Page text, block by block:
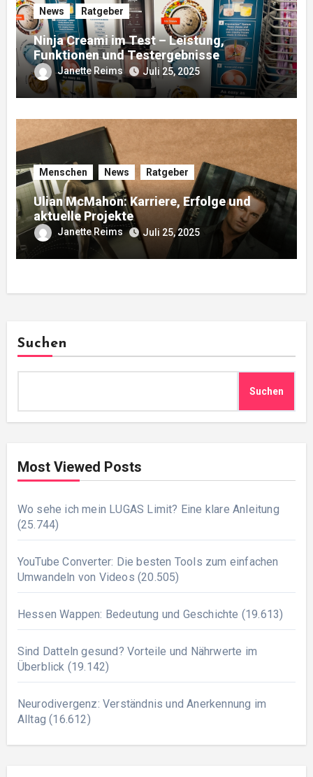
News Ratgeber
Ninja Creami im Test – Leistung,
Funktionen und Testergebnisse
Janette Reims Juli 25, 2025
Menschen News Ratgeber
Ulian McMahon: Karriere, Erfolge und
aktuelle Projekte
Janette Reims Juli 25, 2025
Suchen
Suchen
Most Viewed Posts
Wo sehe ich mein LUGAS Limit? Eine klare Anleitung
(25.744)
YouTube Converter: Die besten Tools zum einfachen
Umwandeln von Videos (20.505)
Hessen Wappen: Bedeutung und Geschichte (19.613)
Sind Datteln gesund? Vorteile und Nährwerte im
Überblick (19.142)
Neurodivergenz: Verständnis und Anerkennung im
Alltag (16.612)